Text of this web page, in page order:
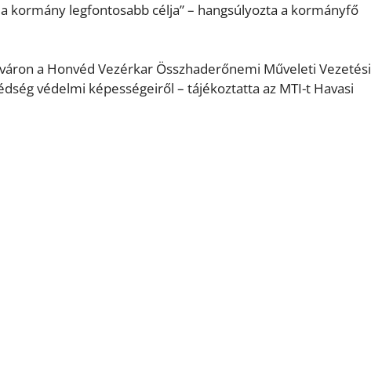
kormány legfontosabb célja” – hangsúlyozta a kormányfő
a Honvéd Vezérkar Összhaderőnemi Műveleti Vezetési
védelmi képességeiről – tájékoztatta az MTI-t Havasi